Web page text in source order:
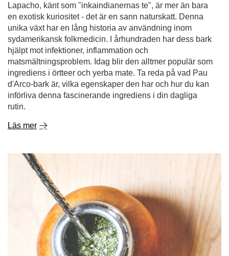
ingrediens i örtteer och yerba mate. Ta reda på vad Pau
d'Arco-bark är, vilka egenskaper den har och hur du kan
införliva denna fascinerande ingrediens i din dagliga
rutin.
Läs mer
Hur brygger man yerba mate på rätt sätt?
Yerba mate lockar allt fler människor - med sitt exotiska